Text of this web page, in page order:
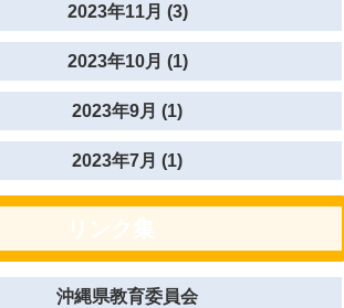
2023年11月 (3)
2023年10月 (1)
2023年9月 (1)
2023年7月 (1)
沖縄県教育委員会